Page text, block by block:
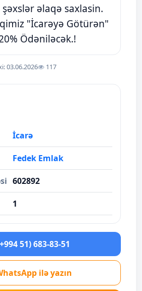
şəxslər əlaqə saxlasin.
"İcarəyə Götürən"
Ödəniləcək.!
03.06.2026 117
İcarə
Fedek Emlak
602892
1
51) 683-83-51
ilə yazın